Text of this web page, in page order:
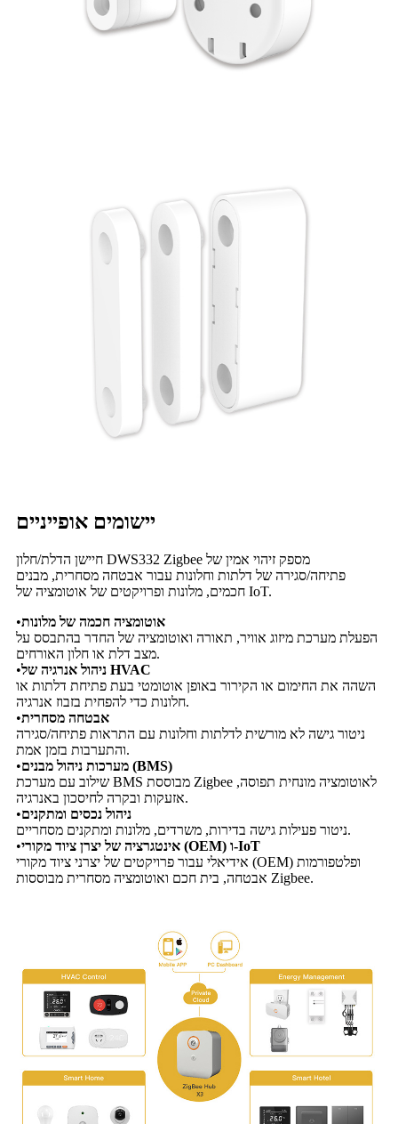
יישומים אופייניים
חיישן הדלת/חלון DWS332 Zigbee מספק זיהוי אמין של
פתיחה/סגירה של דלתות וחלונות עבור אבטחה מסחרית, מבנים
חכמים, מלונות ופרויקטים של אוטומציה של IoT.
•אוטומציה חכמה של מלונות
הפעלת מערכת מיזוג אוויר, תאורה ואוטומציה של החדר בהתבסס על
מצב דלת או חלון האורחים.
•
ניהול אנרגיה של HVAC
השהה את החימום או הקירור באופן אוטומטי בעת פתיחת דלתות או
חלונות כדי להפחית בזבוז אנרגיה.
•אבטחה מסחרית
ניטור גישה לא מורשית לדלתות וחלונות עם התראות פתיחה/סגירה
והתערבות בזמן אמת.
•
מערכות ניהול מבנים (BMS)
שילוב עם מערכת BMS מבוססת Zigbee לאוטומציה מונחית תפוסה,
אזעקות ובקרה לחיסכון באנרגיה.
•ניהול נכסים ומתקנים
ניטור פעילות גישה בדירות, משרדים, מלונות ומתקנים מסחריים.
•
אינטגרציה של יצרן ציוד מקורי (OEM) ו-IoT
אידיאלי עבור פרויקטים של יצרני ציוד מקורי (OEM) ופלטפורמות
אבטחה, בית חכם ואוטומציה מסחרית מבוססות Zigbee.